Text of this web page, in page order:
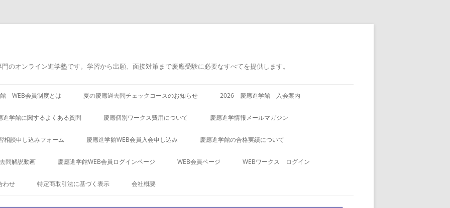
のオンライン進学塾です。学習から出願、面接対策まで慶應受験に必要なすべてを提供します。
WEB会員制度とは 夏の慶應過去問チェックコースのお知らせ 2026 慶應進学館 入会案内
進学館に関するよくある質問 慶應個別ワークス費用について 慶應進学情報メールマガジン
相談申し込みフォーム 慶應進学館WEB会員入会申し込み 慶應進学館の合格実績について
問解説動画 慶應進学館WEB会員ログインページ WEB会員ページ WEBワークス ログイン
わせ 特定商取引法に基づく表示 会社概要